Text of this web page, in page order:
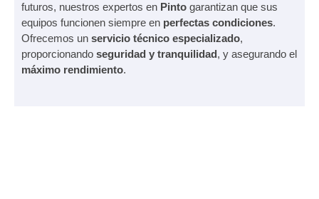
futuros, nuestros expertos en Pinto garantizan que sus
equipos funcionen siempre en perfectas condiciones.
Ofrecemos un servicio técnico especializado,
proporcionando seguridad y tranquilidad, y asegurando el
máximo rendimiento.